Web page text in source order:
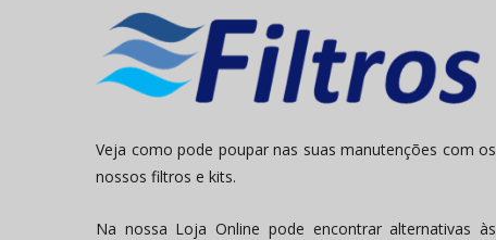
Veja como pode poupar nas suas manutenções com os
nossos filtros e kits.
Na nossa Loja Online pode encontrar alternativas às